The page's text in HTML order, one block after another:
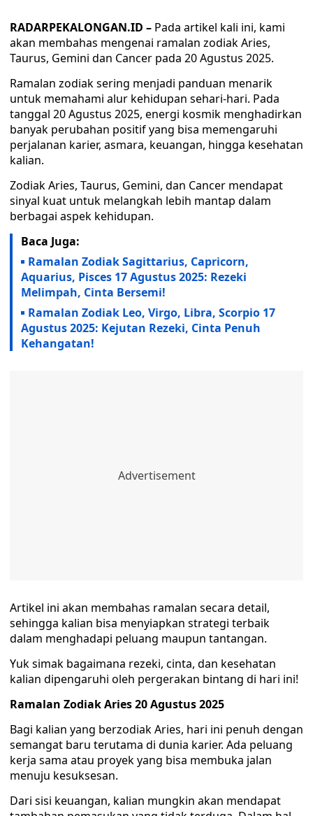
RADARPEKALONGAN.ID – Pada artikel kali ini, kami
akan membahas mengenai ramalan zodiak Aries,
Taurus, Gemini dan Cancer pada 20 Agustus 2025.
Ramalan zodiak sering menjadi panduan menarik
untuk memahami alur kehidupan sehari-hari. Pada
tanggal 20 Agustus 2025, energi kosmik menghadirkan
banyak perubahan positif yang bisa memengaruhi
perjalanan karier, asmara, keuangan, hingga kesehatan
kalian.
Zodiak Aries, Taurus, Gemini, dan Cancer mendapat
sinyal kuat untuk melangkah lebih mantap dalam
berbagai aspek kehidupan.
Baca Juga:
Ramalan Zodiak Sagittarius, Capricorn,
Aquarius, Pisces 17 Agustus 2025: Rezeki
Melimpah, Cinta Bersemi!
Ramalan Zodiak Leo, Virgo, Libra, Scorpio 17
Agustus 2025: Kejutan Rezeki, Cinta Penuh
Kehangatan!
Artikel ini akan membahas ramalan secara detail,
sehingga kalian bisa menyiapkan strategi terbaik
dalam menghadapi peluang maupun tantangan.
Yuk simak bagaimana rezeki, cinta, dan kesehatan
kalian dipengaruhi oleh pergerakan bintang di hari ini!
Ramalan Zodiak Aries 20 Agustus 2025
Bagi kalian yang berzodiak Aries, hari ini penuh dengan
semangat baru terutama di dunia karier. Ada peluang
kerja sama atau proyek yang bisa membuka jalan
menuju kesuksesan.
Dari sisi keuangan, kalian mungkin akan mendapat